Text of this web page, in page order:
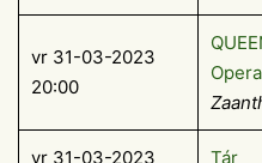
vr 31-03-2023
20:00
Opera
vr 31-03-2023
Tár